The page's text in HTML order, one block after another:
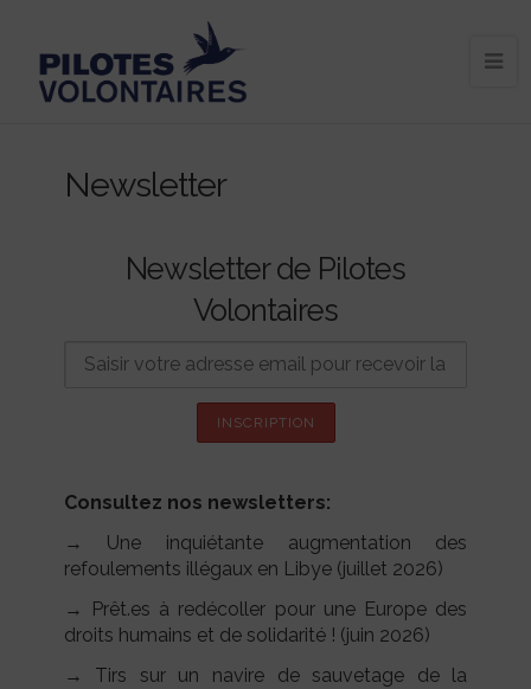
Newsletter
Newsletter de Pilotes
Volontaires
Consultez nos newsletters:
→ Une inquiétante augmentation des
refoulements illégaux en Libye (juillet 2026)
→ Prêt.es à redécoller pour une Europe des
droits humains et de solidarité ! (juin 2026)
→ Tirs sur un navire de sauvetage de la